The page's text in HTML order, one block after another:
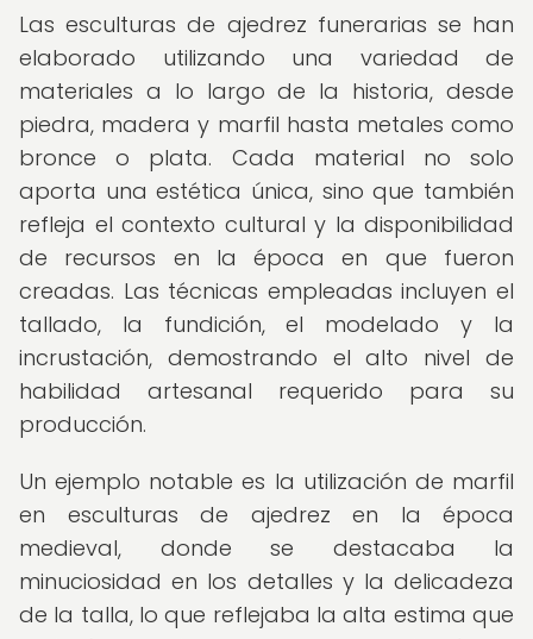
Las esculturas de ajedrez funerarias se han
elaborado utilizando una variedad de
materiales a lo largo de la historia, desde
piedra, madera y marfil hasta metales como
bronce o plata. Cada material no solo
aporta una estética única, sino que también
refleja el contexto cultural y la disponibilidad
de recursos en la época en que fueron
creadas. Las técnicas empleadas incluyen el
tallado, la fundición, el modelado y la
incrustación, demostrando el alto nivel de
habilidad artesanal requerido para su
producción.
Un ejemplo notable es la utilización de marfil
en esculturas de ajedrez en la época
medieval, donde se destacaba la
minuciosidad en los detalles y la delicadeza
de la talla, lo que reflejaba la alta estima que